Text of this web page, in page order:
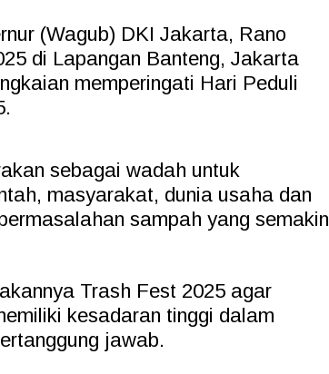
(Wagub) DKI Jakarta, Rano
di Lapangan Banteng, Jakarta
memperingati Hari Peduli
sebagai wadah untuk
masyarakat, dunia usaha dan
sampah yang semakin
Trash Fest 2025 agar
kesadaran tinggi dalam
jawab.